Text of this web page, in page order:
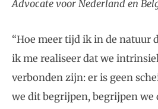
Advocate voor Nederland en
“Hoe meer tijd ik in de natuur
ik me realiseer dat we
verbonden zijn: er is geen
we dit begrijpen, begrijpen we